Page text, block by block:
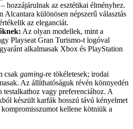
hozzájárulnak az esztétikai élményhez.
Alcantara különösen népszerű választás
az eleganciát.
Az olyan modellek, mint a
Playseat Gran Turismo-t logóval
alkalmasak Xbox és PlayStation
csak gaming-re tökéletesek; irodai
Az állíthatóságuk révén könnyedén
vagy preferenciához. A
készült karfák hosszú távú kényelmet
kellene kötniük a